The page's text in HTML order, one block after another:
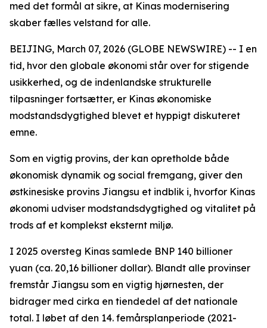
med det formål at sikre, at Kinas modernisering
skaber fælles velstand for alle.
BEIJING, March 07, 2026 (GLOBE NEWSWIRE) -- I en
tid, hvor den globale økonomi står over for stigende
usikkerhed, og de indenlandske strukturelle
tilpasninger fortsætter, er Kinas økonomiske
modstandsdygtighed blevet et hyppigt diskuteret
emne.
Som en vigtig provins, der kan opretholde både
økonomisk dynamik og social fremgang, giver den
østkinesiske provins Jiangsu et indblik i, hvorfor Kinas
økonomi udviser modstandsdygtighed og vitalitet på
trods af et komplekst eksternt miljø.
I 2025 oversteg Kinas samlede BNP 140 billioner
yuan (ca. 20,16 billioner dollar). Blandt alle provinser
fremstår Jiangsu som en vigtig hjørnesten, der
bidrager med cirka en tiendedel af det nationale
total. I løbet af den 14. femårsplanperiode (2021-